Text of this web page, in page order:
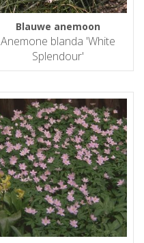
Blauwe anemoon
Anemone blanda 'White
Splendour'